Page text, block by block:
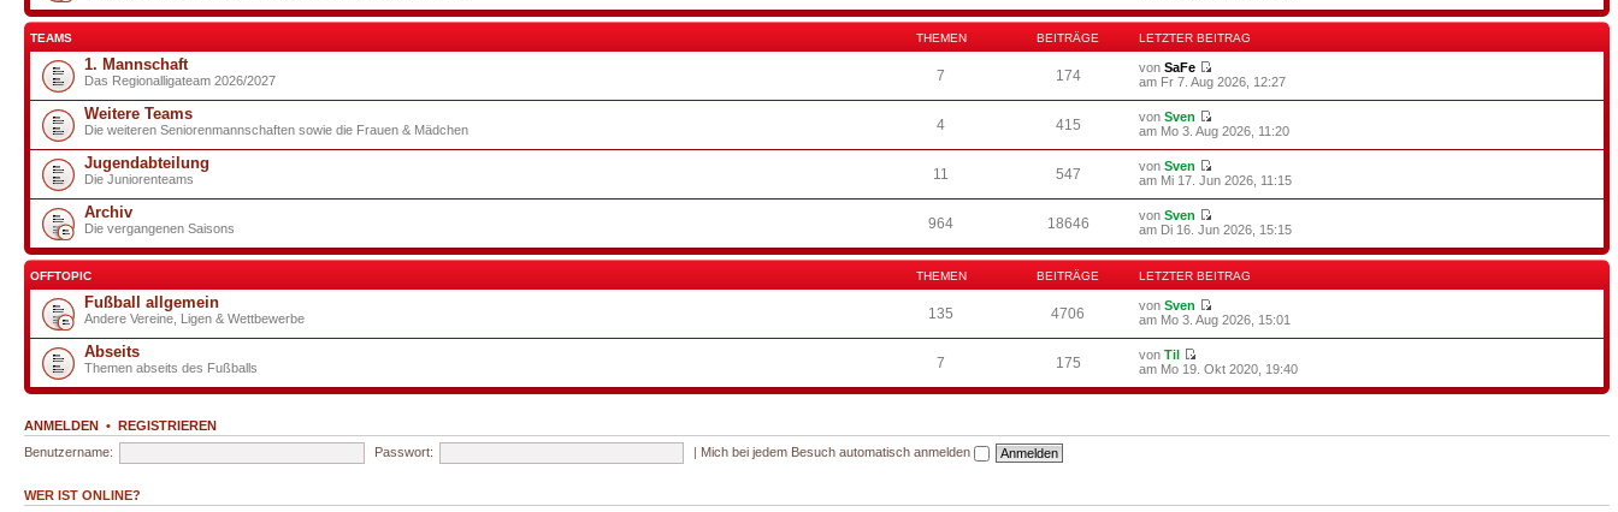
TEAMS THEMEN BEITRÄGE LETZTER BEITRAG
1. Mannschaft
Das Regionalligateam 2026/2027 7 174 von SaFe
am Fr 7. Aug 2026, 12:27
Weitere Teams
Die weiteren Seniorenmannschaften sowie die Frauen & Mädchen 4 415 von Sven
am Mo 3. Aug 2026, 11:20
Jugendabteilung
Die Juniorenteams 11 547 von Sven
am Mi 17. Jun 2026, 11:15
Archiv
Die vergangenen Saisons 964 18646 von Sven
am Di 16. Jun 2026, 15:15
OFFTOPIC THEMEN BEITRÄGE LETZTER BEITRAG
Fußball allgemein
Andere Vereine, Ligen & Wettbewerbe 135 4706 von Sven
am Mo 3. Aug 2026, 15:01
Abseits
Themen abseits des Fußballs 7 175 von Til
am Mo 19. Okt 2020, 19:40
ANMELDEN • REGISTRIEREN
Benutzername:
Passwort: | Mich bei jedem Besuch automatisch anmelden
WER IST ONLINE?